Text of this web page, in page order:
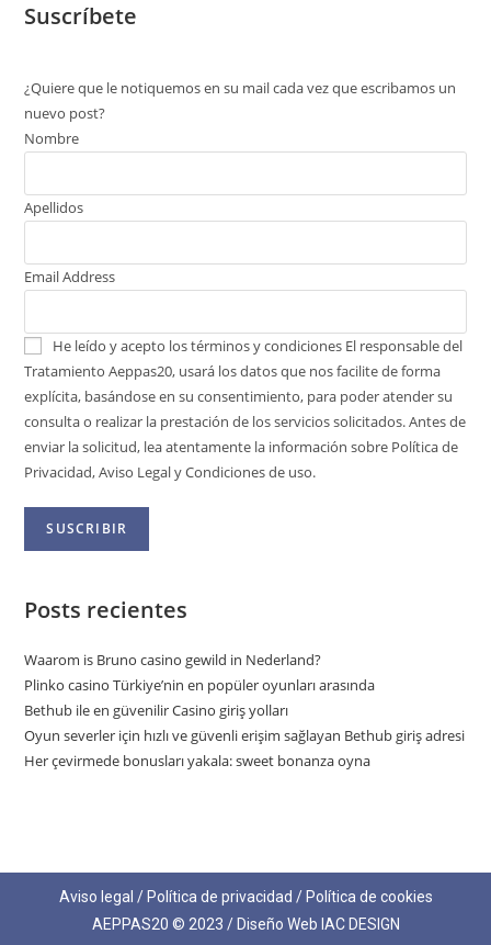
Suscríbete
¿Quiere que le notiquemos en su mail cada vez que escribamos un
nuevo post?
Nombre
Apellidos
Email Address
He leído y acepto los términos y condiciones El responsable del
Tratamiento Aeppas20, usará los datos que nos facilite de forma
explícita, basándose en su consentimiento, para poder atender su
consulta o realizar la prestación de los servicios solicitados. Antes de
enviar la solicitud, lea atentamente la información sobre Política de
Privacidad, Aviso Legal y Condiciones de uso.
Posts recientes
Waarom is Bruno casino gewild in Nederland?
Plinko casino Türkiye’nin en popüler oyunları arasında
Bethub ile en güvenilir Casino giriş yolları
Oyun severler için hızlı ve güvenli erişim sağlayan Bethub giriş adresi
Her çevirmede bonusları yakala: sweet bonanza oyna
Aviso legal / Política de privacidad / Política de cookies
AEPPAS20 © 2023 / Diseño Web IAC DESIGN